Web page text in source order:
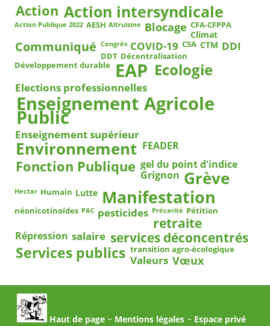
Action Action intersyndicale
Action Publique 2022 AESH Altruisme Blocage CFA-CFPPA
Climat
Communiqué Congrès COVID-19 CSA CTM DDI
DDT Décentralisation
Développement durable EAP Ecologie
Elections professionnelles
Enseignement Agricole
Public
Enseignement supérieur
Environnement FEADER
Fonction Publique gel du point d'indice
Grignon Grève
Hectar Humain Lutte Manifestation
néonicotinoïdes PAC pesticides Précarité Pétition
retraite
Répression salaire services déconcentrés
Services publics transition agro-écologique
Valeurs Vœux
Haut de page ~ Mentions légales ~ Espace privé